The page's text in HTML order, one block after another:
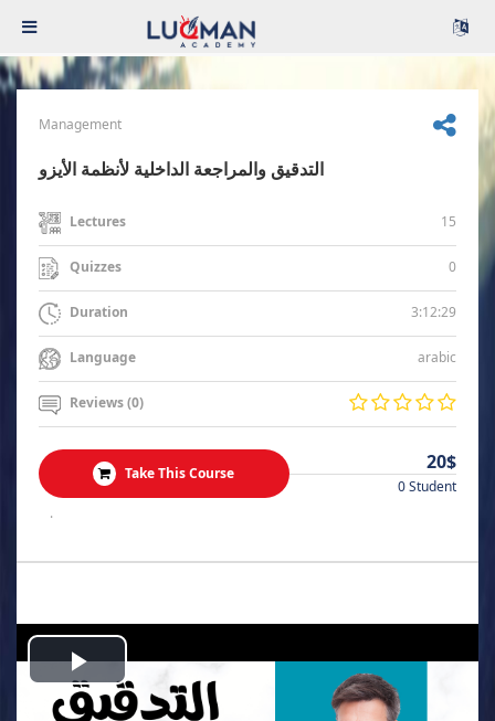
Management
التدقيق والمراجعة الداخلية لأنظمة الأيزو
Lectures 15
Quizzes 0
Duration 3:12:29
Language arabic
Reviews (0)
Take This Course 20$
0 Student
.
Play